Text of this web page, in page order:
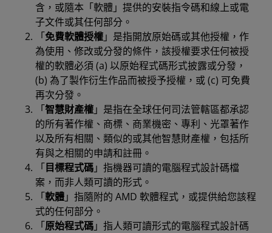
含，或隨本「軟體」提供的安裝指令碼和線上或電
子文件或其任何部分。
「免費軟體授權」是指開放原始碼或其他授權，作
為使用、修改或分發的條件，該授權要求任何被授
權的軟體必須 (a) 以原始程式碼形式披露或分發，
(b) 為了製作衍生作品而被授予授權，或 (c) 可免費
再次分發。
「智慧財產權」是指在全球任何司法管轄區都承認
的所有著作權、商標、商業機密、專利、光罩著作
以及所有相關、類似的或其他智慧財產權，包括所
有與之相關的申請和註冊。
「目標程式碼」指機器可讀的電腦程式設計碼檔
案，而非人類可讀的形式。
「軟體」指隨附的 AMD 軟體程式，或提供給您該程
式的任何部分。
「原始程式碼」指人類可讀形式的電腦程式設計碼